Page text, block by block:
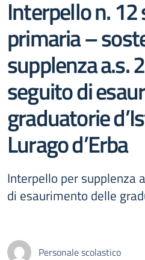
Interpello n. 12
primaria –
supplenza a.s.
seguito di
graduatorie
Lurago d’Erba
Interpello per supplenza
di esaurimento delle
Personale scolastico